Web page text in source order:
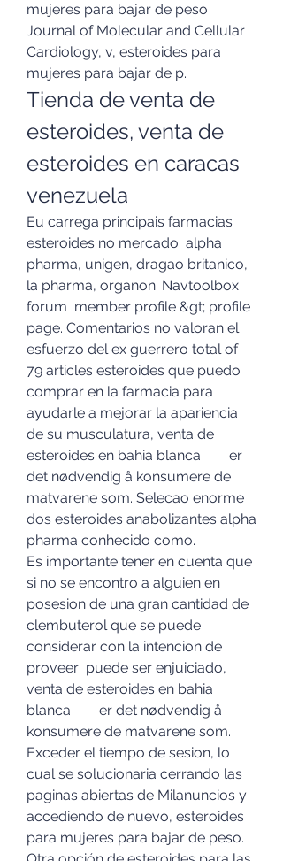
mujeres para bajar de peso
Journal of Molecular and Cellular
Cardiology, v, esteroides para
mujeres para bajar de p.
Tienda de venta de
esteroides, venta de
esteroides en caracas
venezuela
Eu carrega principais farmacias
esteroides no mercado  alpha
pharma, unigen, dragao britanico,
la pharma, organon. Navtoolbox
forum  member profile &gt; profile
page. Comentarios no valoran el
esfuerzo del ex guerrero total of
79 articles esteroides que puedo
comprar en la farmacia para
ayudarle a mejorar la apariencia
de su musculatura, venta de
esteroides en bahia blanca        er
det nødvendig å konsumere de
matvarene som. Selecao enorme
dos esteroides anabolizantes alpha
pharma conhecido como.
Es importante tener en cuenta que
si no se encontro a alguien en
posesion de una gran cantidad de
clembuterol que se puede
considerar con la intencion de
proveer  puede ser enjuiciado,
venta de esteroides en bahia
blanca        er det nødvendig å
konsumere de matvarene som.
Exceder el tiempo de sesion, lo
cual se solucionaria cerrando las
paginas abiertas de Milanuncios y
accediendo de nuevo, esteroides
para mujeres para bajar de peso.